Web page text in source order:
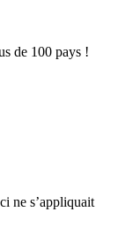
de 100 pays !
ne s’appliquait